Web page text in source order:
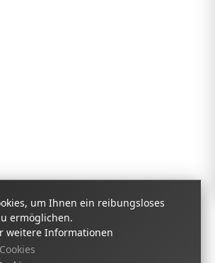
um Ihnen ein reibungsloses
ermöglichen.
weitere Informationen